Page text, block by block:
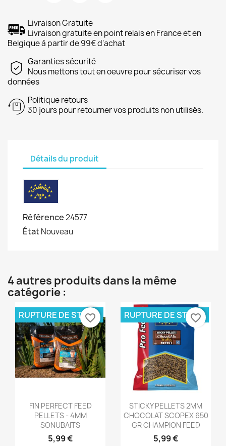
Livraison Gratuite
Livraison gratuite en point relais en France et en
Belgique à partir de 99€ d'achat
Garanties sécurité
Nous mettons tout en oeuvre pour sécuriser vos
données
Politique retours
30 jours pour retourner vos produits non utilisés.
Détails du produit
Référence24577
ÉtatNouveau
4 autres produits dans la même
catégorie :
Aperçu rapide
FIN PERFECT FEED
PELLETS - 4MM
SONUBAITS
5,99 €
RUPTURE DE STOCK
favorite_border
Aperçu rapide
STICKY PELLETS 2MM
CHOCOLAT SCOPEX 650
GR CHAMPION FEED
5,99 €
RUPTURE DE STOCK
favorite_border